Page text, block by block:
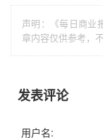
声明：《每日商业
章内容仅供参考，
发表评论
用户名: